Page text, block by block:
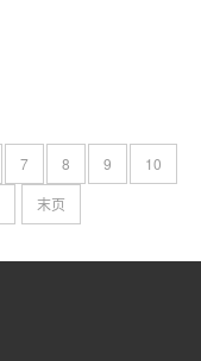
7 8 9
10
末页